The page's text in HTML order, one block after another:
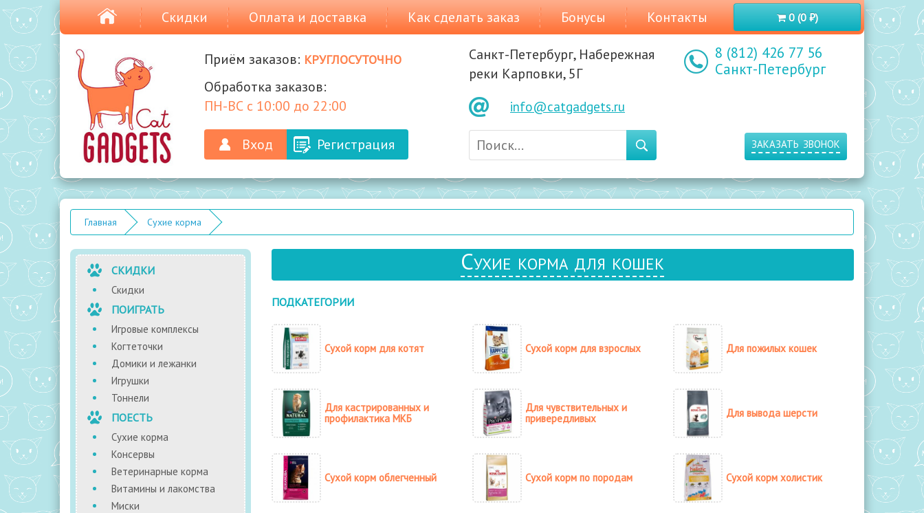
0 (0 ₽)
Скидки Оплата и доставка Как сделать заказ Бонусы Контакты
Приём заказов: круглосуточно
Обработка заказов:
ПН-ВС с 10:00 до 22:00
Вход Регистрация
Санкт-Петербург, Набережная
реки Карповки, 5Г
info@catgadgets.ru
8 (812) 426 77 56
Санкт-Петербург
заказать звонок
Главная Сухие корма
СКИДКИ
Скидки
ПОИГРАТЬ
Игровые комплексы
Когтеточки
Домики и лежанки
Игрушки
Тоннели
ПОЕСТЬ
Сухие корма
Консервы
Ветеринарные корма
Витамины и лакомства
Миски
Сухие корма для кошек
ПОДКАТЕГОРИИ
Сухой корм для котят Сухой корм для взрослых Для пожилых кошек
Для кастрированных и
профилактика МКБ
Для чувствительных и
привередливых
Для вывода шерсти
Сухой корм облегченный Сухой корм по породам Сухой корм холистик